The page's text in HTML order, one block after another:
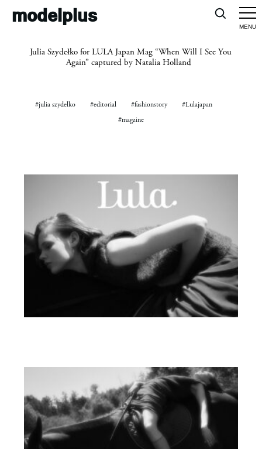
modelplus
Julia Szydełko for LULA Japan Mag “When Will I See You
Again” captured by Natalia Holland
#julia szydelko #editorial #fashionstory
#Lulajapan
#magzine